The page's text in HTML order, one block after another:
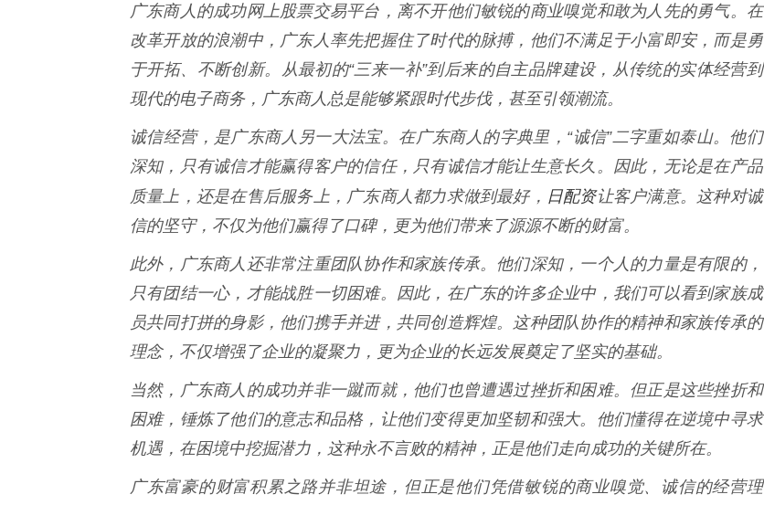
广东商人的成功网上股票交易平台，离不开他们敏锐的商业嗅觉和敢为人先的勇气。在
改革开放的浪潮中，广东人率先把握住了时代的脉搏，他们不满足于小富即安，而是勇
于开拓、不断创新。从最初的“三来一补”到后来的自主品牌建设，从传统的实体经营到
现代的电子商务，广东商人总是能够紧跟时代步伐，甚至引领潮流。
诚信经营，是广东商人另一大法宝。在广东商人的字典里，“诚信”二字重如泰山。他们
深知，只有诚信才能赢得客户的信任，只有诚信才能让生意长久。因此，无论是在产品
质量上，还是在售后服务上，广东商人都力求做到最好， 日配资让客户满意。这种对诚
信的坚守，不仅为他们赢得了口碑，更为他们带来了源源不断的财富。
此外，广东商人还非常注重团队协作和家族传承。他们深知，一个人的力量是有限的，
只有团结一心，才能战胜一切困难。因此，在广东的许多企业中，我们可以看到家族成
员共同打拼的身影，他们携手并进，共同创造辉煌。这种团队协作的精神和家族传承的
理念，不仅增强了企业的凝聚力，更为企业的长远发展奠定了坚实的基础。
当然，广东商人的成功并非一蹴而就，他们也曾遭遇过挫折和困难。但正是这些挫折和
困难，锤炼了他们的意志和品格，让他们变得更加坚韧和强大。他们懂得在逆境中寻求
机遇，在困境中挖掘潜力，这种永不言败的精神，正是他们走向成功的关键所在。
广东富豪的财富积累之路并非坦途，但正是他们凭借敏锐的商业嗅觉、诚信的经营理